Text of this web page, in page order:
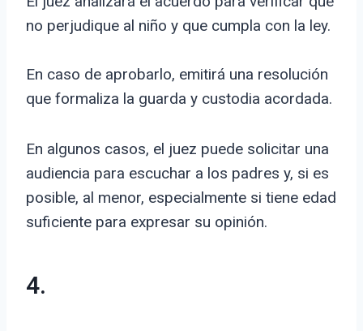
no perjudique al niño y que cumpla con la ley.
En caso de aprobarlo, emitirá una resolución
que formaliza la guarda y custodia acordada.
En algunos casos, el juez puede solicitar una
audiencia para escuchar a los padres y, si es
posible, al menor, especialmente si tiene edad
suficiente para expresar su opinión.
4.